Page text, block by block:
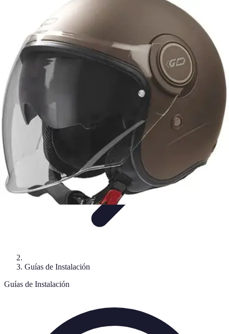
Evaluación y Financiamiento
TutorialesSelección
de Sistemas Solares Beneficios y Ahorro
Guías de Instalación
Guías de Instalación